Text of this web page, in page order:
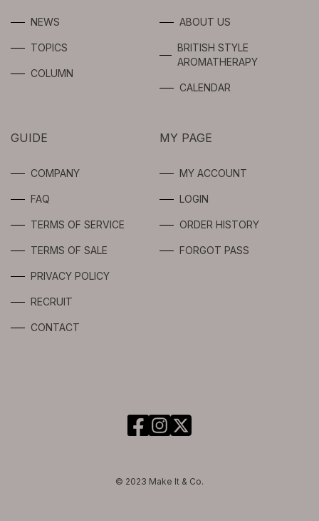
SERUM
GEL / CREAM
SPOTS CARE
SYNERGIES
FOR
USERS
AROMA OIL
FRAGRANCE
NEWS
TOPICS
COLUMN
ABOUT US
BRITISH STYLE
AROMATHERAPY
CALENDAR
GUIDE
COMPANY
FAQ
TERMS OF SERVICE
TERMS OF SALE
PRIVACY POLICY
RECRUIT
CONTACT
MY PAGE
MY ACCOUNT
LOGIN
ORDER HISTORY
FORGOT PASS
© 2023 Make It & Co.